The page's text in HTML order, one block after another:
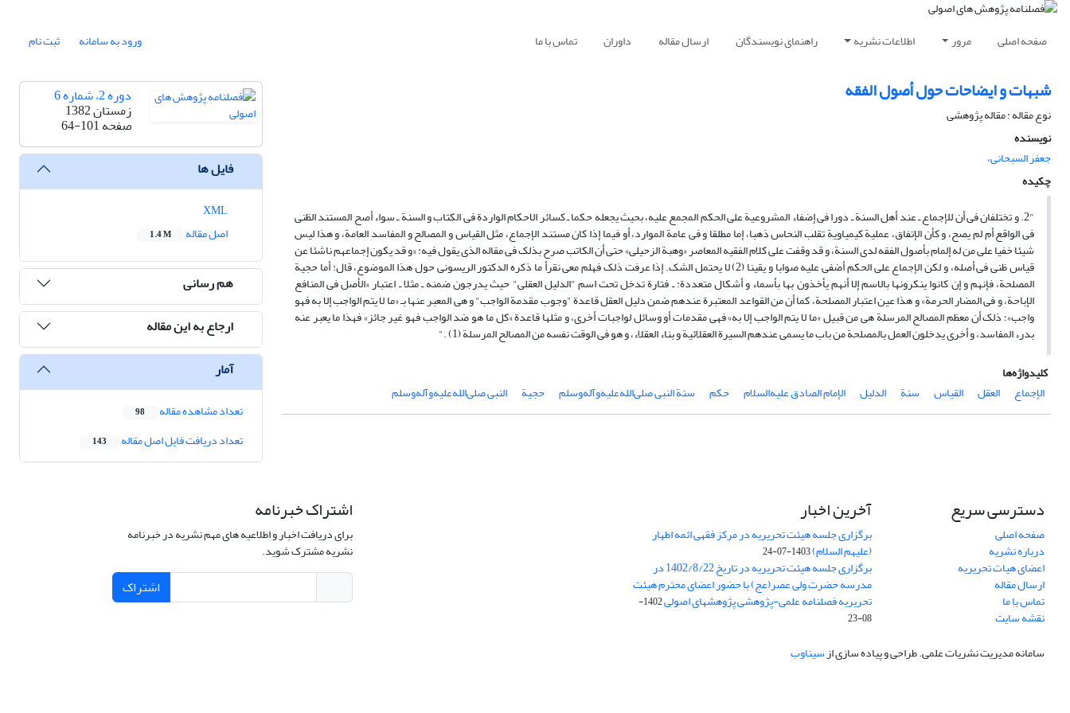
صفحه اصلی مرور اطلاعات نشریه راهنمای نویسندگان ارسال مقاله داوران تماس با ما ورود به سامانه ثبت نام
شبهات و ایضاحات حول أصول الفقه
نوع مقاله : مقاله پژوهشی
نویسنده
جعفر السبحانی،
چکیده
"2. و تختلفان فی أن للإجماع ـ عند أهل السنة ـ دورا فی إضفاء المشروعیة علی الحکم المجمع علیه، بحیث یجعله حکما ـ کسائر الاحکام الواردة فی الکتاب و السنة ـ سواء أصح المستند الظنی
فی الواقع أم لم یصح، و کأن الإتفاق، عملیة کیمیاویة تقلب النحاس ذهبا، إما مطلقا و فی عامة الموارد، أو فیما إذا کان مستند الإجماع، مثل القیاس و المصالح و المفاسد العامة، و هذا لیس
شیئا خفیا علی من له إلمام بأصول الفقه لدی السنة، و قد وقفت علی کلام الفقیه المعاصر «وهبة الزحیلی» حتی أن الکاتب صرح بذلک فی مقاله الذی یقول فیه: «و قد یکون إجماعهم ناشئا عن
قیاس ظنی فی أصله، و لکن الإجماع علی الحکم أضفی علیه صوابا و یقینا (2) لا یحتمل الشک. إذا عرفت ذلک فهلم معی نقرأ ما ذکره الدکتور الریسونی حول هذا الموضوع، قال: أما حجیة
المصلحة، فإنهم و إن کانوا ینکرونها بالاسم إلا أنهم یأخذون بها بأسماء و أشکال متعددة: ـ فتارة تدخل تحت اسم "الدلیل العقلی" حیث یدرجون ضمنه ـ مثلا ـ اعتبار «الأصل فی المنافع
الإباحة، و فی المضار الحرمة» و هذا عین اعتبار المصلحة، کما أن من القواعد المعتبرة عندهم ضمن دلیل العقل قاعدة "وجوب مقدمة الواجب" و هی المعبر عنها بـ «ما لا یتم الواجب إلا به فهو
واجب»؛ ذلک أن معظم المصالح المرسلة هی من قبیل «ما لا یتم الواجب إلا به» فهی مقدمات أو وسائل لواجبات أخری، و مثلها قاعدة «کل ما هو ضد الواجب فهو غیر جائز» فهذا ما یعبر عنه
بدرء المفاسد، و أخری یدخلون العمل بالمصلحة من باب ما یسمی عندهم السیرة العقلائیة و بناء العقلاء، و هو فی الوقت نفسه من المصالح المرسلة (1) ."
کلیدواژه‌ها
الإجماع
العقل القیاس سنة الدلیل الإمام الصادق علیه‌السلام حکم سنة النبی صلی‌الله‌علیه‌و‌آله‌وسلم حجیة النبی صلی‌الله‌علیه‌و‌آله‌وسلم
دوره 2، شماره 6
زمستان 1382
صفحه64-101
فایل ها
اصل مقاله
1.4 M
هم رسانی
ارجاع به این مقاله
آمار
تعداد مشاهده مقاله 98
تعداد دریافت فایل اصل مقاله 143
دسترسی سریع
صفحه اصلی
درباره نشریه
اعضای هیات تحریریه
ارسال مقاله
تماس با ما
نقشه سایت
آخرین اخبار
برگزاری جلسه هیئت تحریریه در مرکز فقهی ائمه اطهار
(علیهم السلام)1403-07-24
برگزاری جلسه هیئت تحریریه در تاریخ 1402/8/22 در
مدرسه حضرت ولی عصر(عج) با حضور اعضای محترم هیئت
تحریریه فصلنامه علمی-پژوهشی پژوهشهای اصولی
1402-
08-23
اشتراک خبرنامه
برای دریافت اخبار و اطلاعیه های مهم نشریه در خبرنامه
نشریه مشترک شوید.
اشتراک
سامانه مدیریت نشریات علمی.طراحی و پیاده سازی ازسیناوب